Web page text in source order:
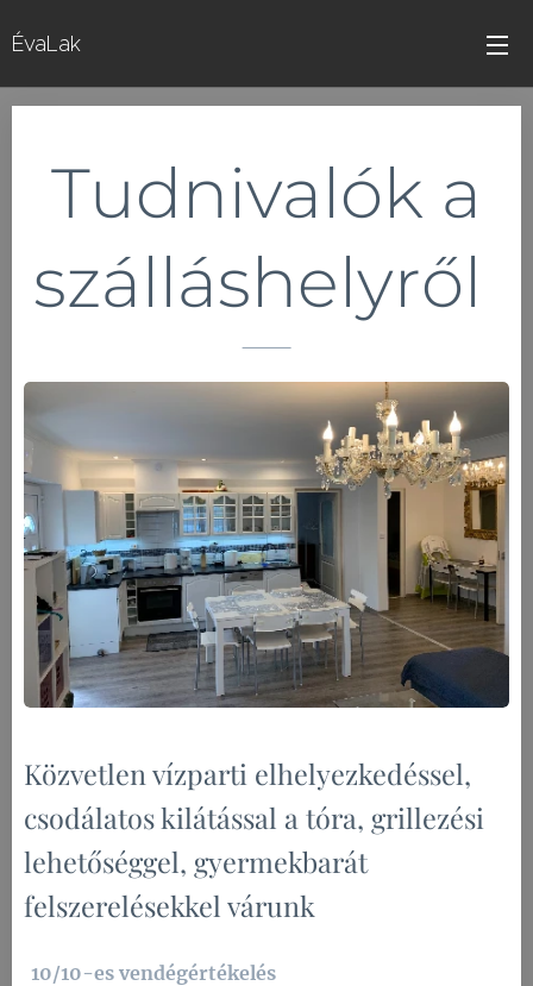
ÉvaLak
Tudnivalók a
szálláshelyről
Közvetlen vízparti elhelyezkedéssel,
csodálatos kilátással a tóra, grillezési
lehetőséggel, gyermekbarát
felszerelésekkel várunk
10/10-es vendégértékelés